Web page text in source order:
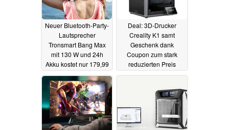
Neuer Bluetooth-Party-
Lautsprecher
Tronsmart Bang Max
mit 130 W und 24h
Akku kostet nur 179,99
22.08.2023
Deal: 3D-Drucker
Creality K1 samt
Geschenk dank
Coupon zum stark
reduzierten Preis